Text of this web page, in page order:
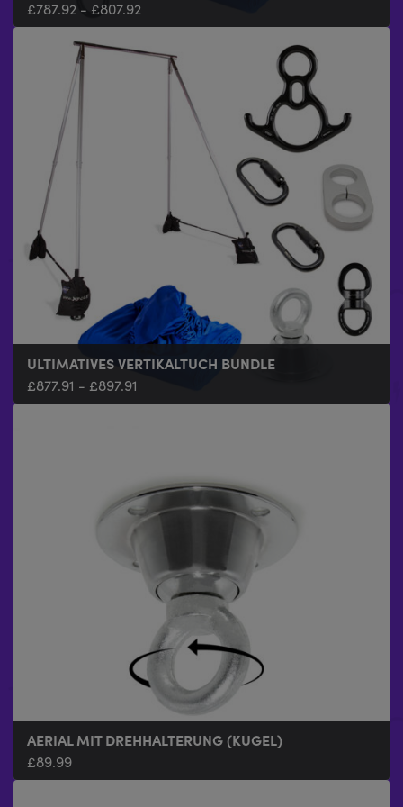
£787.92 - £807.92
£205.96 -£225.96
ULTIMATIVES VERTIKALTUCH BUNDLE
£877.91 - £897.91
AERIAL MIT DREHHALTERUNG (KUGEL)
£89.99